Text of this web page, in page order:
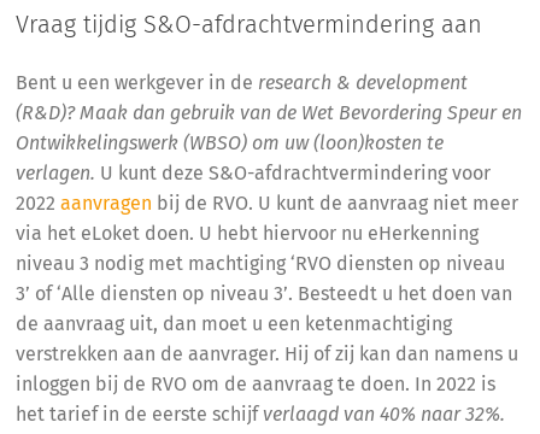
Vraag tijdig S&O-afdrachtvermindering aan
Bent u een werkgever in de research & development
(R&D)? Maak dan gebruik van de Wet Bevordering Speur en
Ontwikkelingswerk (WBSO) om uw (loon)kosten te
verlagen. U kunt deze S&O-afdrachtvermindering voor
2022aanvragen bij de RVO. U kunt de aanvraag niet meer
via het eLoket doen. U hebt hiervoor nu eHerkenning
niveau 3 nodig met machtiging ‘RVO diensten op niveau
3’ of ‘Alle diensten op niveau 3’. Besteedt u het doen van
de aanvraag uit, dan moet u een ketenmachtiging
verstrekken aan de aanvrager. Hij of zij kan dan namens u
inloggen bij de RVO om de aanvraag te doen. In 2022 is
het tarief in de eerste schijf verlaagd van 40% naar 32%.